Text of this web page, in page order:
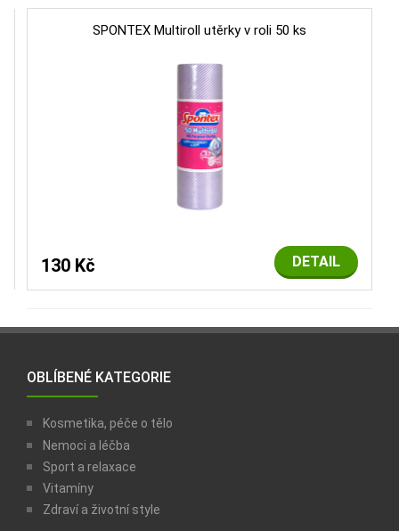
SPONTEX Multiroll utěrky v roli 50 ks
DETAIL
130 Kč
OBLÍBENÉ KATEGORIE
Kosmetika, péče o tělo
Nemoci a léčba
Sport a relaxace
Vitamíny
Zdraví a životní style